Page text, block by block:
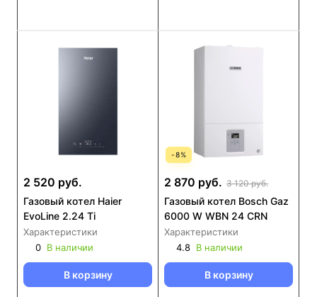
2 520 руб.
Газовый котел Haier
EvoLine 2.24 Ti
Характеристики
0 В наличии
В корзину
-8%
2 870 руб. 3 120 руб.
Газовый котел Bosch Gaz
6000 W WBN 24 CRN
Характеристики
4.8 В наличии
В корзину